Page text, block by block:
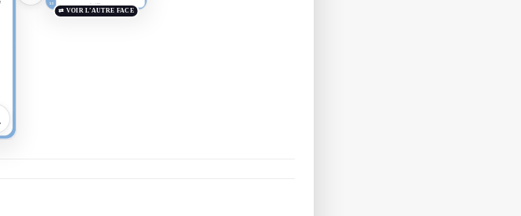
⇄ VOIR L’AUTRE FACE